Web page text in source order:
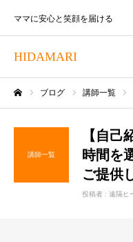
HIDAMARI
ママに安心と笑顔を届ける
ブログ 講師一覧
講師一覧
【自己
時間を
ご提供
投稿者 : 遠隔ヒ